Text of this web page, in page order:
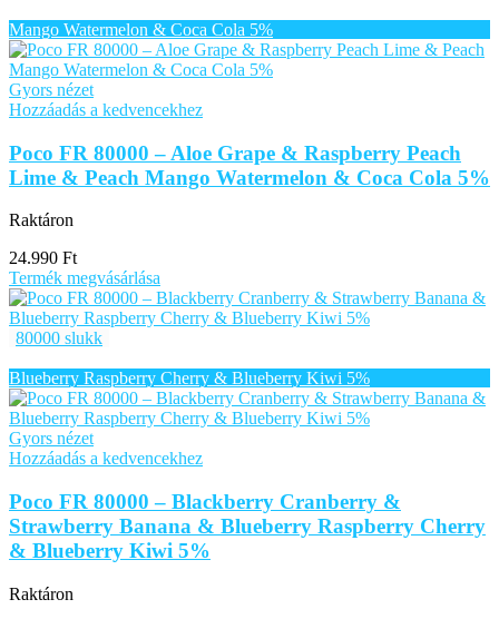
Gyors nézet
Hozzáadás a kedvencekhez
Poco FR 80000 – Aloe Grape & Raspberry Peach
Lime & Peach Mango Watermelon & Coca Cola 5%
Raktáron
24.990 Ft
Termék megvásárlása
80000 slukk
Gyors nézet
Hozzáadás a kedvencekhez
Poco FR 80000 – Blackberry Cranberry &
Strawberry Banana & Blueberry Raspberry Cherry
& Blueberry Kiwi 5%
Raktáron